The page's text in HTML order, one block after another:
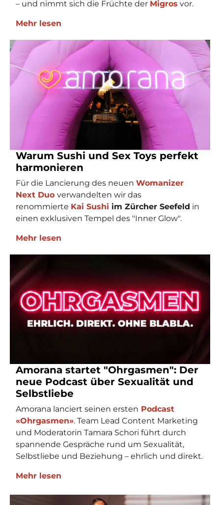
– und nimmt sich die Früchte der Migros vor.
Mehr lesen
Warum Sushi und Sex Toys perfekt
harmonieren
Für die Lancierung des neuen Womanizer
Next Duo verwandelten wir das
renommierte Kai Sushi im Zürcher Seefeld in
einen exklusiven Tempel des "Inner Glow".
Mehr lesen
Amorana startet "Ohrgasmen": Der
neue Podcast über Sexualität und
Selbstliebe
Amorana lanciert seinen ersten Podcast
«Ohrgasmen». Team Lead Content Marketing
und Moderatorin Tamara Schori führt durch
spannende Gespräche rund um Sexualität,
Selbstliebe und Beziehung – ehrlich und direkt.
Mehr lesen